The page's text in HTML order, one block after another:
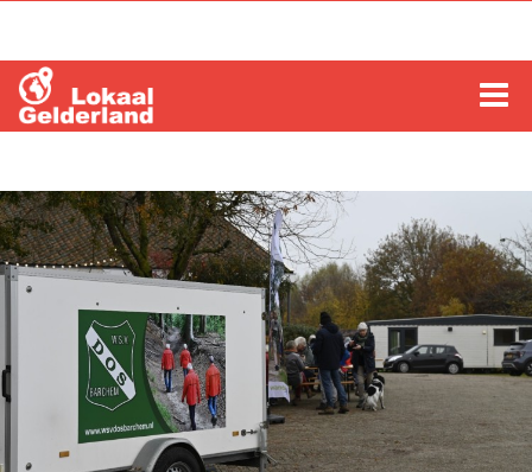
LOCHEM
ZUTPHEN
COLUMNS
ZOEKEN